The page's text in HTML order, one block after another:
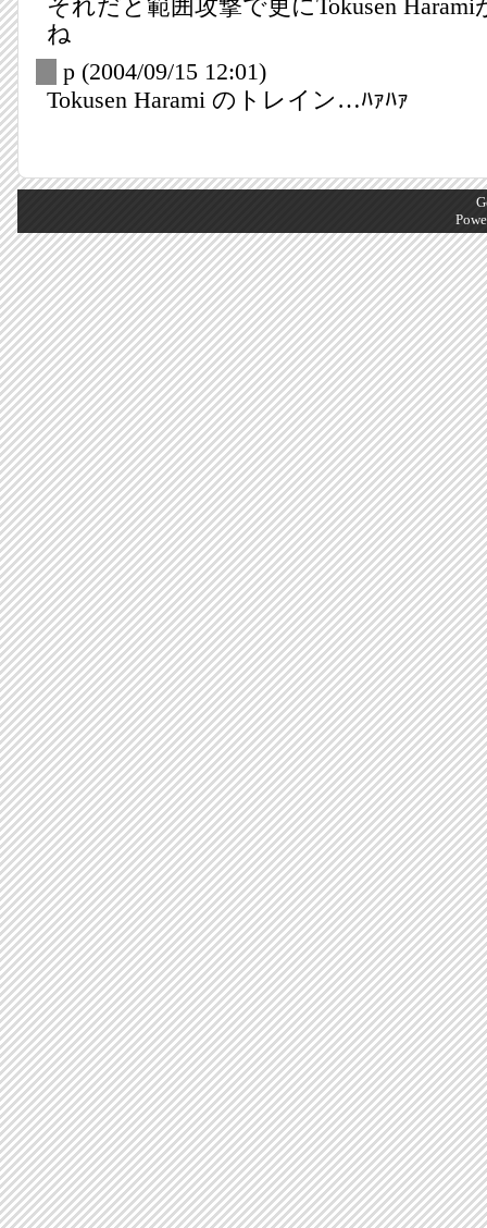
それだと範囲攻撃で更にTokusen
ね
p (2004/09/15 12:01)
Tokusen Harami のトレイン…ﾊｧﾊｧ